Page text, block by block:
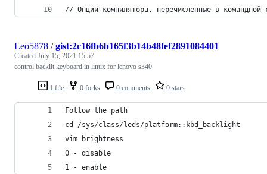
// Опции компилятора, перечисленные в
1 file 0 forks 0 comments 0 stars
Leo5878 /gist:2c16fb6b165f3b14b48fef2891084401
Created July 15, 2021 15:57
control backlit keyboard in linux for lenovo s340
Follow the path
cd /sys/class/leds/platform::kbd_backlight
vim brightness
0 - disable
1 - enable